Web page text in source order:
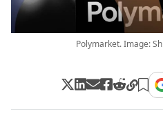
Polymarket. Image: